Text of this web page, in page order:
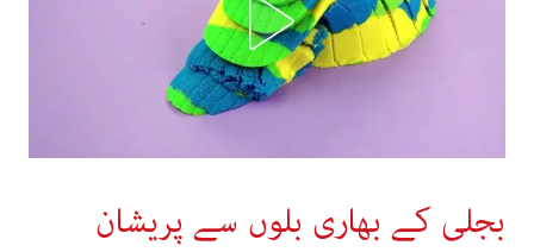
بجلی کے بھاری بلوں سے پریشان